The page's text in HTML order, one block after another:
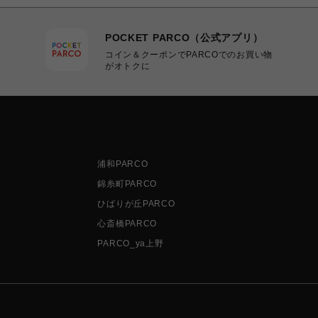
POCKET PARCO（公式アプリ）
コイン＆クーポンでPARCOでのお買い物
がオトクに
浦和PARCO
錦糸町PARCO
ひばりが丘PARCO
心斎橋PARCO
PARCO_ya上野